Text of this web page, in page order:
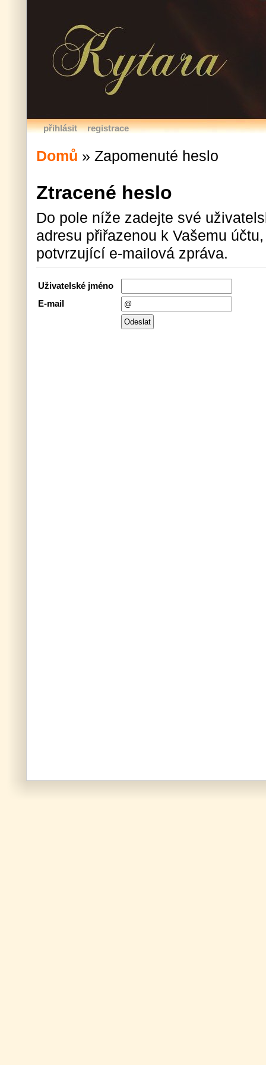
přihlásit registrace
Domů » Zapomenuté heslo
Ztracené heslo
Do pole níže zadejte své
adresu přiřazenou k Vašemu
potvrzující e-mailová zpráva.
Uživatelské jméno
E-mail